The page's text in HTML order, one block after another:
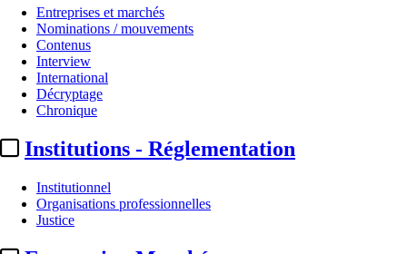
Entreprises et marchés
Nominations / mouvements
Contenus
Interview
International
Décryptage
Chronique
Institutions - Réglementation
Institutionnel
Organisations professionnelles
Justice